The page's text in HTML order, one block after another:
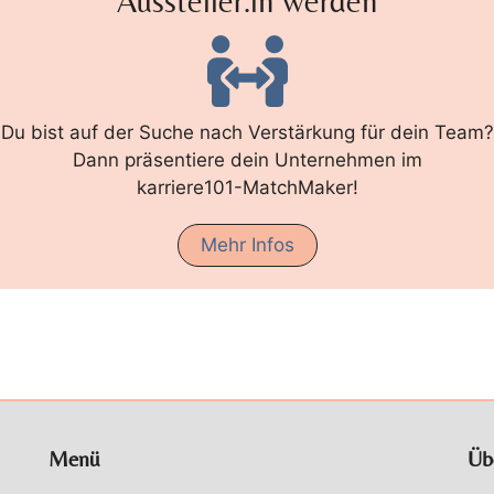
Du bist auf der Suche nach Verstärkung für dein Team?
Dann präsentiere dein Unternehmen im
karriere101-MatchMaker!
Mehr Infos
Menü